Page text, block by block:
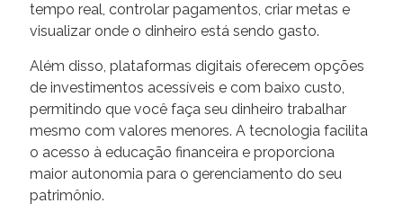
tempo real, controlar pagamentos, criar metas e
visualizar onde o dinheiro está sendo gasto.
Além disso, plataformas digitais oferecem opções
de investimentos acessíveis e com baixo custo,
permitindo que você faça seu dinheiro trabalhar
mesmo com valores menores. A tecnologia facilita
o acesso à educação financeira e proporciona
maior autonomia para o gerenciamento do seu
patrimônio.